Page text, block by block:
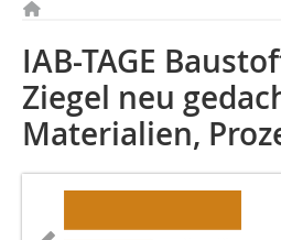
IAB-TAGE
Ziegel neu
Materialien,